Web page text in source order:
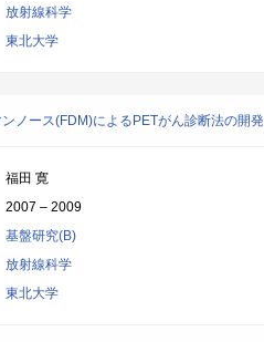
放射線科学
東北大学
ノース(FDM)によるPETがん診断法の開発
福田 寛
2007 – 2009
基盤研究(B)
放射線科学
東北大学